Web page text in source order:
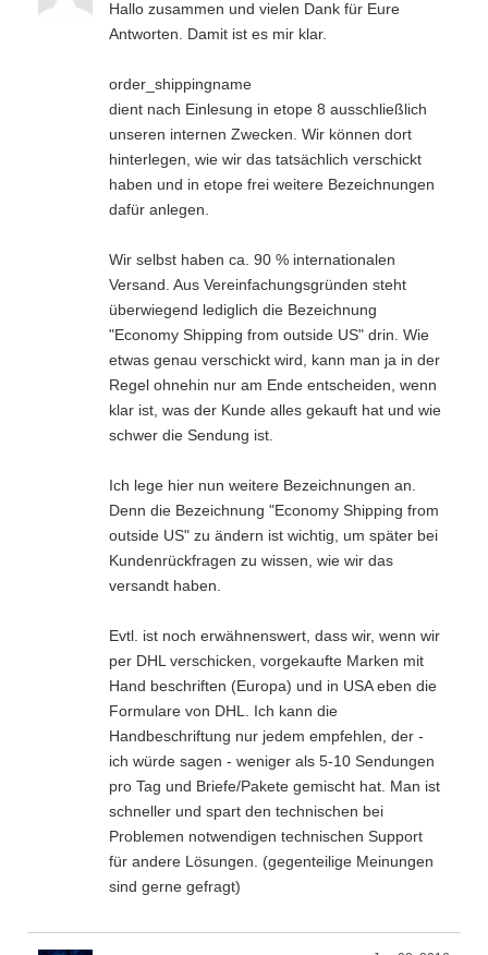
Hallo zusammen und vielen Dank für Eure
Antworten. Damit ist es mir klar.
order_shippingname
dient nach Einlesung in etope 8 ausschließlich
unseren internen Zwecken. Wir können dort
hinterlegen, wie wir das tatsächlich verschickt
haben und in etope frei weitere Bezeichnungen
dafür anlegen.
Wir selbst haben ca. 90 % internationalen
Versand. Aus Vereinfachungsgründen steht
überwiegend lediglich die Bezeichnung
"Economy Shipping from outside US" drin. Wie
etwas genau verschickt wird, kann man ja in der
Regel ohnehin nur am Ende entscheiden, wenn
klar ist, was der Kunde alles gekauft hat und wie
schwer die Sendung ist.
Ich lege hier nun weitere Bezeichnungen an.
Denn die Bezeichnung "Economy Shipping from
outside US" zu ändern ist wichtig, um später bei
Kundenrückfragen zu wissen, wie wir das
versandt haben.
Evtl. ist noch erwähnenswert, dass wir, wenn wir
per DHL verschicken, vorgekaufte Marken mit
Hand beschriften (Europa) und in USA eben die
Formulare von DHL. Ich kann die
Handbeschriftung nur jedem empfehlen, der -
ich würde sagen - weniger als 5-10 Sendungen
pro Tag und Briefe/Pakete gemischt hat. Man ist
schneller und spart den technischen bei
Problemen notwendigen technischen Support
für andere Lösungen. (gegenteilige Meinungen
sind gerne gefragt)